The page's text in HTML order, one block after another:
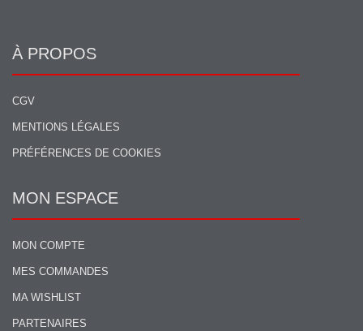
À PROPOS
CGV
MENTIONS LÉGALES
PRÉFÉRENCES DE COOKIES
MON ESPACE
MON COMPTE
MES COMMANDES
MA WISHLIST
PARTENAIRES